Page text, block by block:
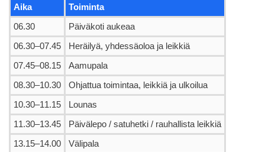
Aika Toiminta
06.30 Päiväkoti aukeaa
06.30–07.45 Heräilyä, yhdessäoloa ja leikkiä
07.45–08.15 Aamupala
08.30–10.30 Ohjattua toimintaa, leikkiä ja ulkoilua
10.30–11.15 Lounas
11.30–13.45 Päivälepo / satuhetki / rauhallista leikkiä
13.15–14.00 Välipala